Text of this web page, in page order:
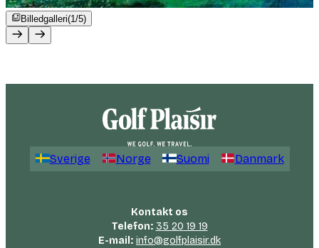
Billedgalleri(1/5)
Sverige Norge Suomi Danmark
Kontakt os
Telefon: 35 20 19 19
E-mail: info@golfplaisir.dk